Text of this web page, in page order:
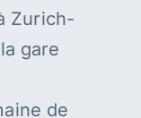
Zurich-
gare
de